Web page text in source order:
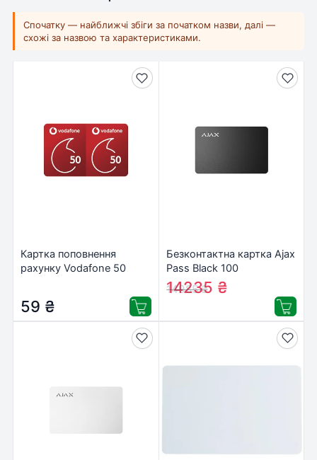
Спочатку — найближчі збіги за початком назви, далі —
схожі за назвою та характеристиками.
Картка поповнення
рахунку Vodafone 50
59 ₴
Безконтактна картка Ajax
Pass Black 100
14985₴
14235 ₴